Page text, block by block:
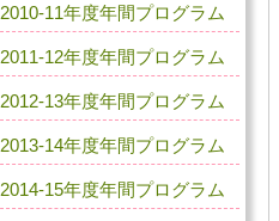
2010-11年度年間プログラム
2011-12年度年間プログラム
2012-13年度年間プログラム
2013-14年度年間プログラム
2014-15年度年間プログラム